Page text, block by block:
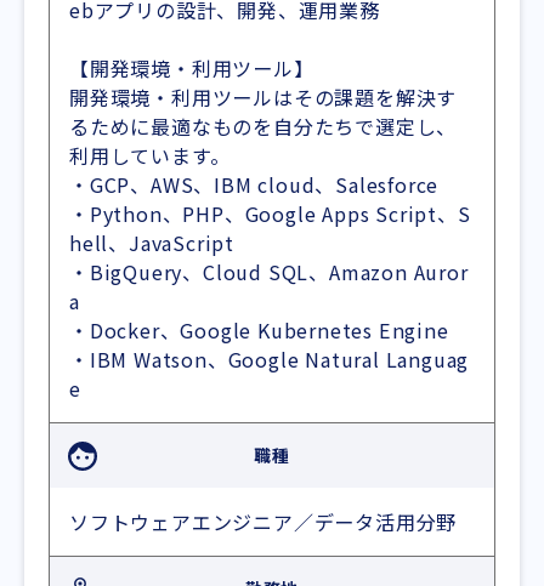
ebアプリの設計、開発、運用業務
【開発環境・利用ツール】
開発環境・利用ツールはその課題を解決す
るために最適なものを自分たちで選定し、
利用しています。
・GCP、AWS、IBM cloud、Salesforce
・Python、PHP、Google Apps Script、S
hell、JavaScript
・BigQuery、Cloud SQL、Amazon Auror
a
・Docker、Google Kubernetes Engine
・IBM Watson、Google Natural Languag
e
職種
ソフトウェアエンジニア／データ活用分野